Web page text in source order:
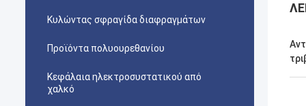
Κυλώντας σφραγίδα διαφραγμάτων
Προϊόντα πολυουρεθανίου
Κεφάλαια ηλεκτροσυστατικού από
χαλκό